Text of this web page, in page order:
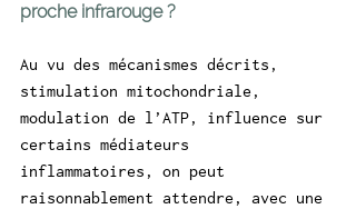
proche infrarouge ?
Au vu des mécanismes décrits,
stimulation mitochondriale,
modulation de l’ATP, influence sur
certains médiateurs
inflammatoires, on peut
raisonnablement attendre, avec une